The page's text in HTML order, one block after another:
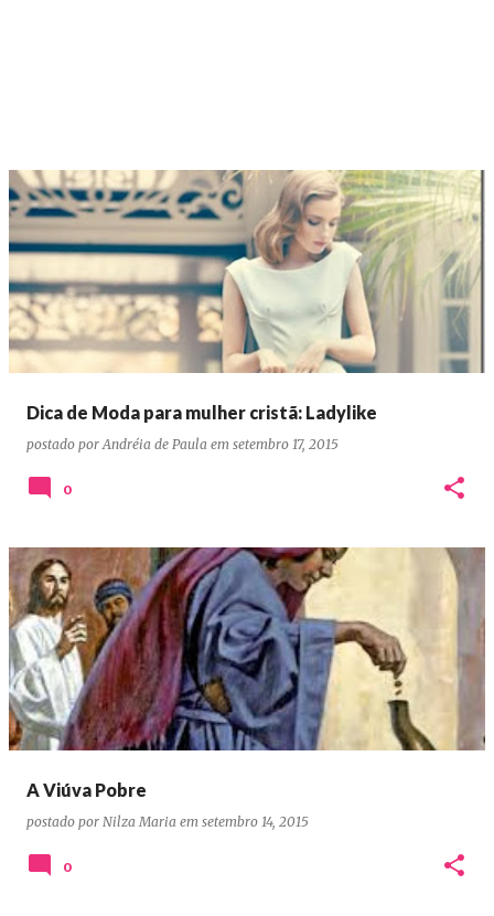
Dica de Moda para mulher cristã: Ladylike
postado por Andréia de Paula em setembro 17, 2015
0
A Viúva Pobre
postado por Nilza Maria em setembro 14, 2015
0